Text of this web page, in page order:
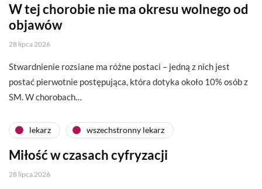
W tej chorobie nie ma okresu wolnego od
objawów
28 lipca 2026
Stwardnienie rozsiane ma różne postaci – jedną z nich jest
postać pierwotnie postępująca, która dotyka około 10% osób z
SM. W chorobach…
lekarz wszechstronny lekarz
Miłość w czasach cyfryzacji
28 lipca 2026